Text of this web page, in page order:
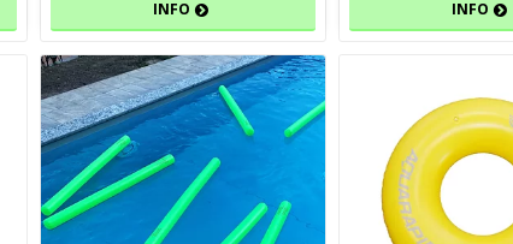
INFO INFO